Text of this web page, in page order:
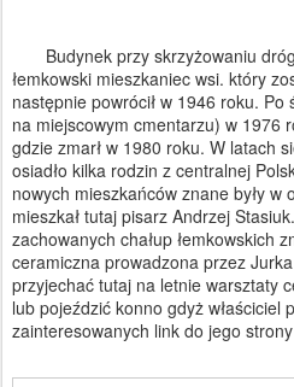
Budynek przy skrzyżowaniu dróg
łemkowski mieszkaniec wsi. który
następnie powrócił w 1946 roku.
na miejscowym cmentarzu) w 1976
gdzie zmarł w 1980 roku. W latach
osiadło kilka rodzin z centralnej
nowych mieszkańców znane były w
mieszkał tutaj pisarz Andrzej
zachowanych chałup łemkowskich
ceramiczna prowadzona przez
przyjechać tutaj na letnie warsztaty
lub pojeździć konno gdyż właściciel
zainteresowanych link do jego